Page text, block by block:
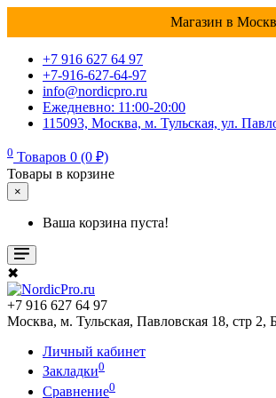
Магазин в
+7 916 627 64 97
+7-916-627-64-97
info@nordicpro.ru
Ежедневно: 11:00-20:00
115093, Москва, м. Тульская, ул.
0 Товаров 0 (0 ₽)
Товары в корзине
×
Ваша корзина пуста!
✖
+7 916 627 64 97
Москва, м. Тульская, Павловская 18, стр 2,
Личный кабинет
Закладки0
Сравнение0